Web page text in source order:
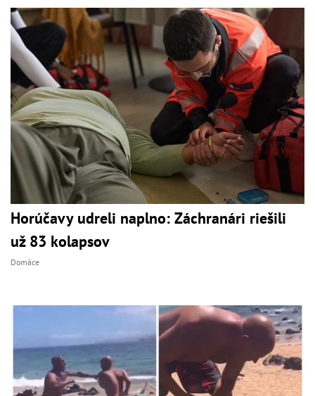
Horúčavy udreli naplno: Záchranári riešili
už 83 kolapsov
Domáce